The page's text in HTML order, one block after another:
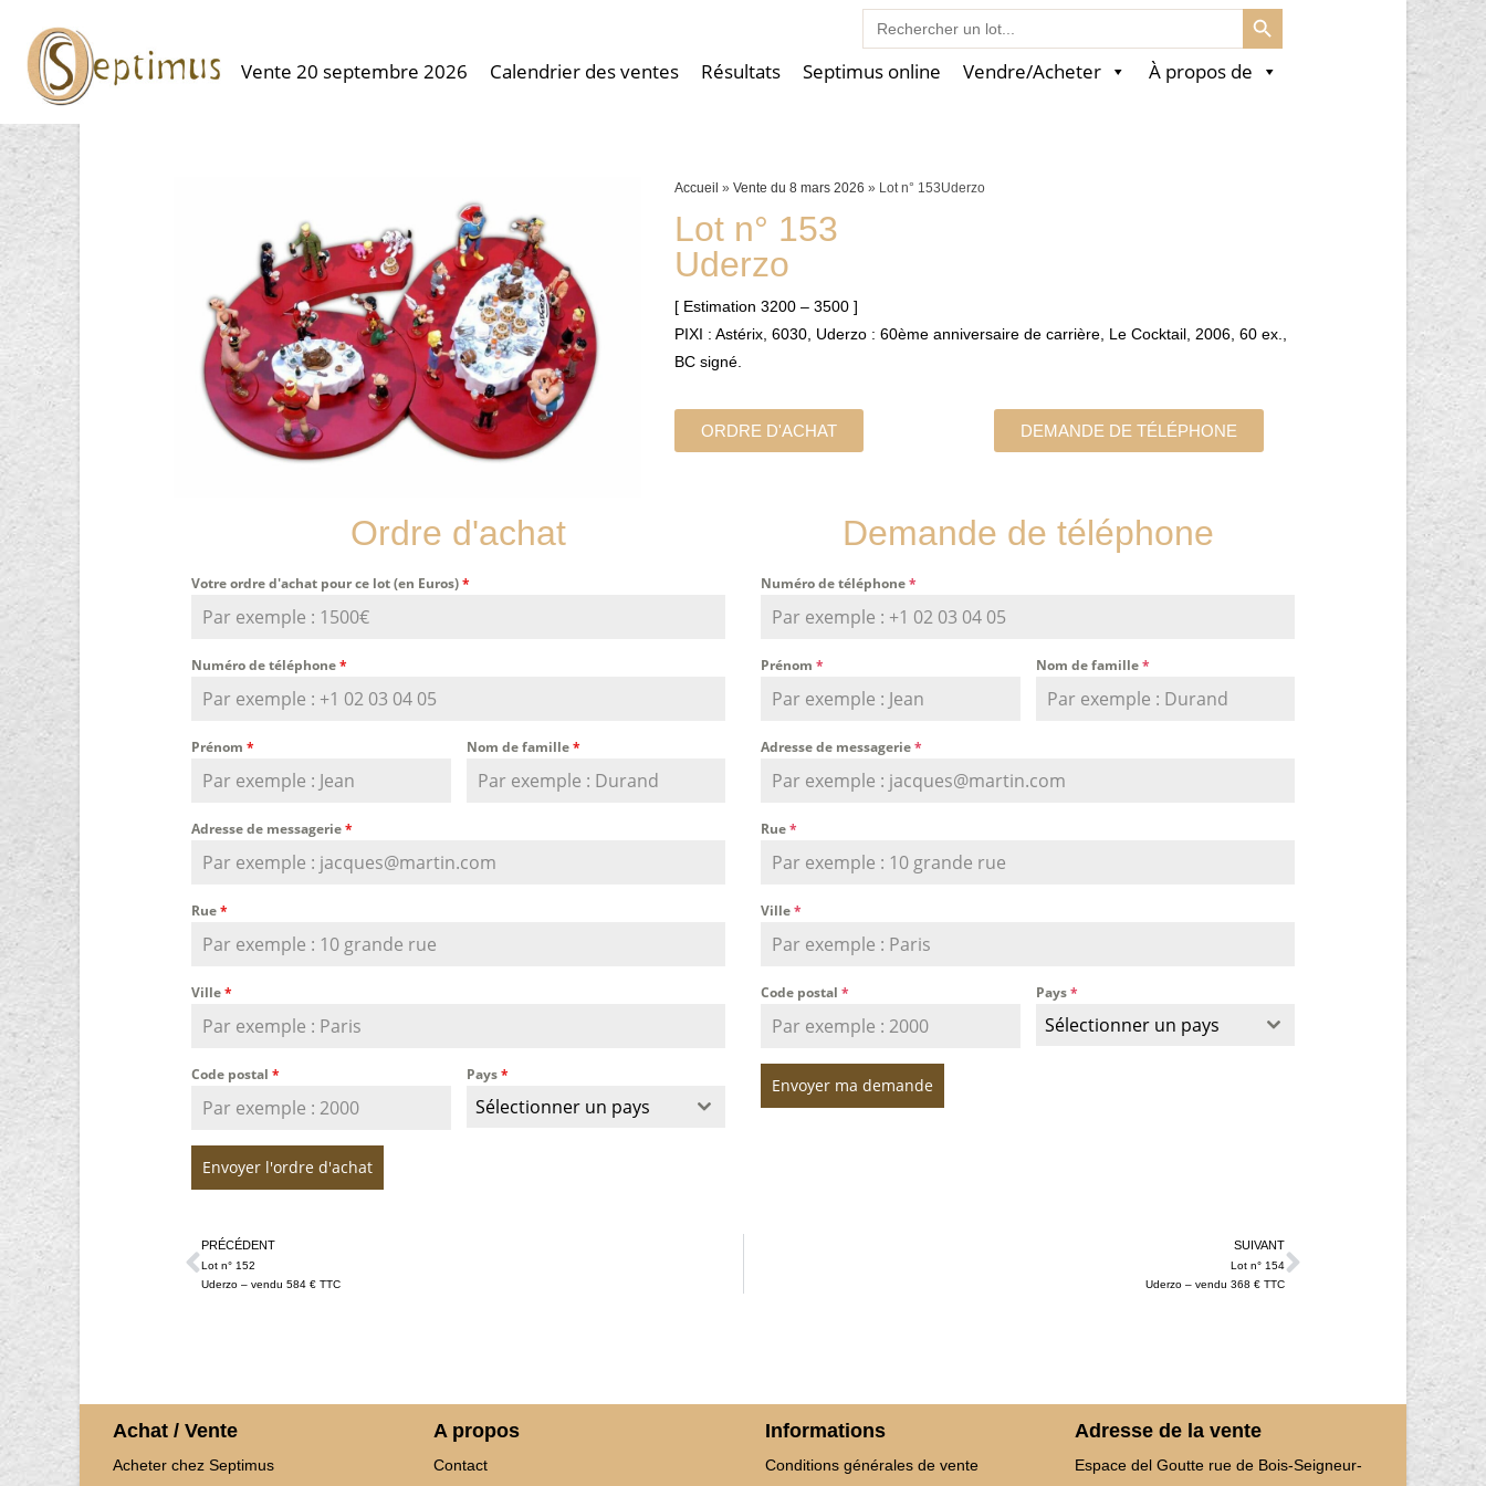
Search
for:
SEARCH BUTTON
Vente 20 septembre 2026 Calendrier des ventes Résultats Septimus online Vendre/Acheter À propos de
Accueil »Vente du 8 mars 2026 » Lot n° 153Uderzo
Lot n° 153
Uderzo
[ Estimation 3200 – 3500 ]
PIXI : Astérix, 6030, Uderzo : 60ème anniversaire de carrière, Le Cocktail, 2006, 60 ex.,
BC signé.
ORDRE D'ACHAT DEMANDE DE TÉLÉPHONE
Ordre d'achat
Votre ordre d'achat pour ce lot (en Euros)*
Numéro de téléphone*
Prénom * Nom de famille*
Adresse de messagerie*
Rue*
Ville*
Code postal * Pays*
Sélectionner un pays
Envoyer l'ordre d'achat
Demande de téléphone
Numéro de téléphone*
Prénom * Nom de famille*
Adresse de messagerie*
Rue*
Ville*
Code postal * Pays*
Sélectionner un pays
Envoyer ma demande
PRÉCÉDENT
Lot n° 152
Uderzo – vendu 584 € TTC
SUIVANT
Lot n° 154
Uderzo – vendu 368 € TTC
Achat / Vente
Acheter chez Septimus
A propos
Contact
Informations
Conditions générales de vente
Adresse de la vente
Espace del Goutte rue de Bois-Seigneur-